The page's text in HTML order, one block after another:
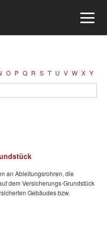
O P Q R S T U V W X Y
an Ableitungsrohren, die
dem Versicherungs-Grundstück
Gebäudes bzw.